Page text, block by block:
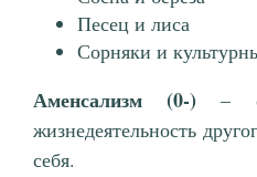
Песец и лиса
Сорняки и
Аменсализм (0-) –
жизнедеятельность
себя.